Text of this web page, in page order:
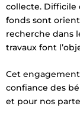
collecte. Difficile
fonds sont
recherche dans
travaux font
Cet
confiance des
et pour nos